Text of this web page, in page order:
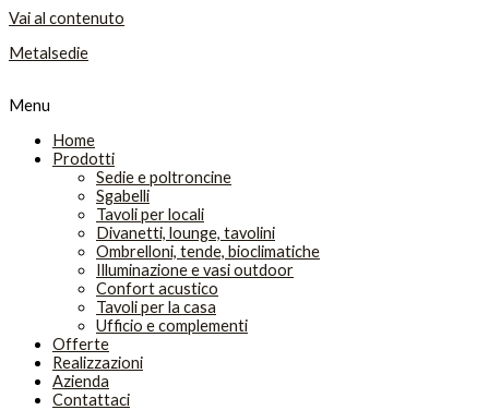
Vai al contenuto
Metalsedie
Menu
Home
Prodotti
Sedie e poltroncine
Sgabelli
Tavoli per locali
Divanetti, lounge, tavolini
Ombrelloni, tende, bioclimatiche
Illuminazione e vasi outdoor
Confort acustico
Tavoli per la casa
Ufficio e complementi
Offerte
Realizzazioni
Azienda
Contattaci